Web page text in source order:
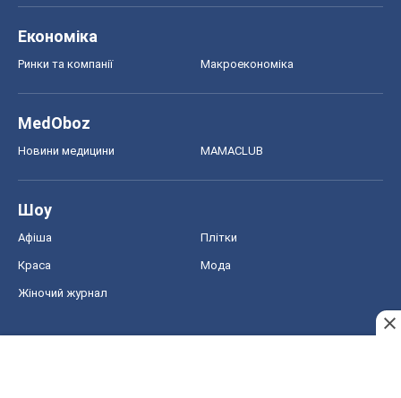
Економіка
Ринки та компанії Макроекономіка
MedOboz
Новини медицини MAMACLUB
Шоу
Афіша Плітки
Краса Мода
Жіночий журнал